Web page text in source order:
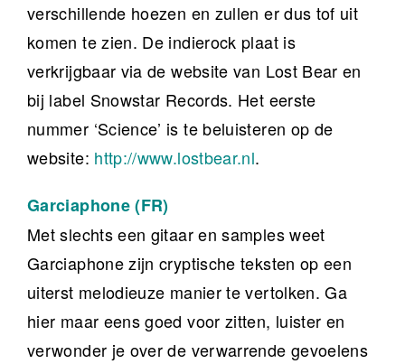
verschillende hoezen en zullen er dus tof uit
komen te zien. De indierock plaat is
verkrijgbaar via de website van Lost Bear en
bij label Snowstar Records. Het eerste
nummer ‘Science’ is te beluisteren op de
website: http://www.lostbear.nl.
Garciaphone (FR)
Met slechts een gitaar en samples weet
Garciaphone zijn cryptische teksten op een
uiterst melodieuze manier te vertolken. Ga
hier maar eens goed voor zitten, luister en
verwonder je over de verwarrende gevoelens